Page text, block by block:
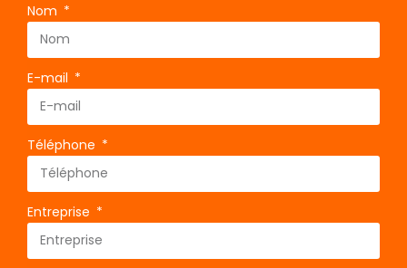
Nom
E-mail
Téléphone
Entreprise